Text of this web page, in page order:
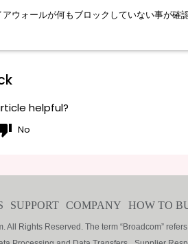
アウォールが何もブロックしていない事が
helpful?
No